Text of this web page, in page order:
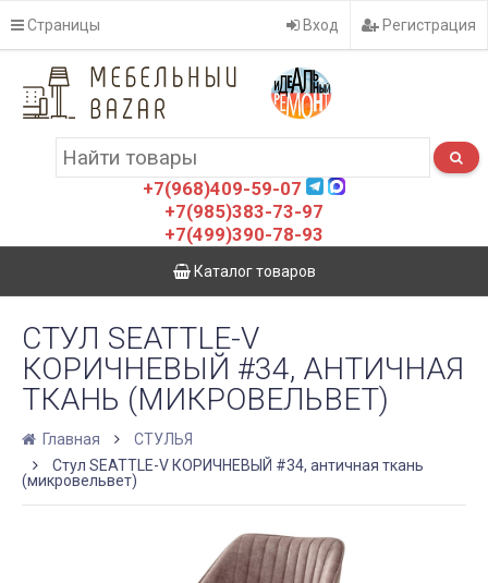
Страницы Вход Регистрация
+7(968)409-59-07
+7(985)383-73-97
+7(499)390-78-93
Каталог товаров
СТУЛ SEATTLE-V
КОРИЧНЕВЫЙ #34, АНТИЧНАЯ
ТКАНЬ (МИКРОВЕЛЬВЕТ)
Главная
СТУЛЬЯ
Стул SEATTLE-V КОРИЧНЕВЫЙ #34, античная ткань
(микровельвет)